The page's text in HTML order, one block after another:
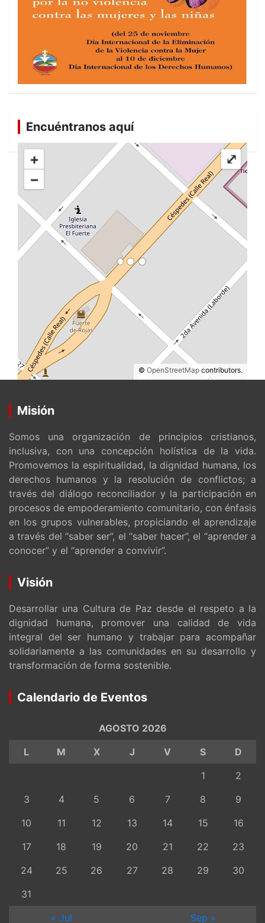
Encuéntranos aquí
+
−
© OpenStreetMap contributors.
⤢
Misión
Somos una organización de principios cristianos,
inclusiva, con una concepción holística de la vida.
Promovemos la espiritualidad, la dignidad humana, los
derechos humanos y la resolución de conflictos; a
través del diálogo reconciliador y la participación en
procesos de empoderamiento comunitario, con énfasis
en los grupos vulnerables, propiciando el aprendizaje
a través del “saber ser”, el “saber hacer”, el “aprender a
conocer” y el “aprender a convivir”.
Visión
Desarrollar una Cultura de Paz desde el respeto a la
dignidad humana, promover una calidad de vida
integral del ser humano y trabajar para acompañar
solidariamente a las comunidades en su desarrollo y
transformación de forma sostenible.
Calendario de Eventos
AGOSTO 2026
L
M X J V S
D
1
2
3
4 5 6 7 8
9
10
11 12 13 14 15
16
17
18 19 20 21 22
23
24
25 26 27 28 29
30
31
« Jul
Sep »